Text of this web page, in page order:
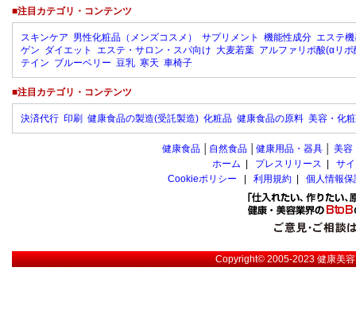
■注目カテゴリ・コンテンツ
スキンケア 男性化粧品（メンズコスメ） サプリメント 機能性成分 エステ
ゲン ダイエット エステ・サロン・スパ向け 大麦若葉 アルファリポ酸(αリポ
テイン ブルーベリー 豆乳 寒天 車椅子
■注目カテゴリ・コンテンツ
決済代行 印刷 健康食品の製造(受託製造) 化粧品 健康食品の原料 美容・化
健康食品 自然食品 健康用品・器具 美容
ホーム
プレスリリース
サ
Cookieポリシー
利用規約 個人情報
Copyright© 2005-2023健康美